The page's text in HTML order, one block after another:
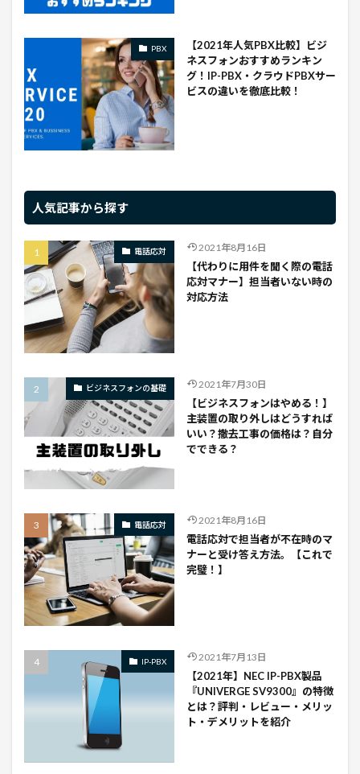
PBX
【2021年人気PBX比較】ビジ
ネスフォンおすすめランキン
グ！IP-PBX・クラウドPBXサー
ビスの違いを徹底比較！
人気記事から探す
電話応対 2021年8月16日
【代わりに用件を聞く際の電話
応対マナー】担当者いない時の
対応方法
ビジネスフォンの基礎 2021年7月30日
【ビジネスフォンはやめる！】
主装置の取り外しはどうすれば
いい？撤去工事の価格は？自分
でできる？
電話応対 2021年8月16日
電話応対で担当者が不在時のマ
ナーと受け答え方法。【これで
完璧！】
IP-PBX 2021年7月13日
【2021年】NEC IP-PBX製品
『UNIVERGE SV9300』の特徴
とは？評判・レビュー・メリッ
ト・デメリットを紹介